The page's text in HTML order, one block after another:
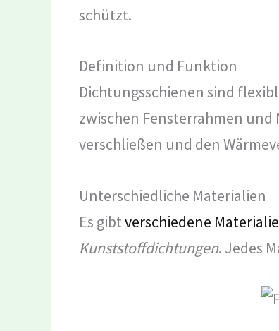
schützt.
Definition und Funktion
Dichtungsschienen sind
zwischen Fensterrahmen und
verschließen und den
Unterschiedliche Materialien
Es gibtverschiedene
Kunststoffdichtungen. Jedes